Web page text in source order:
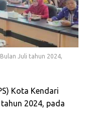
Juli tahun 2024,
Kota Kendari
2024, pada